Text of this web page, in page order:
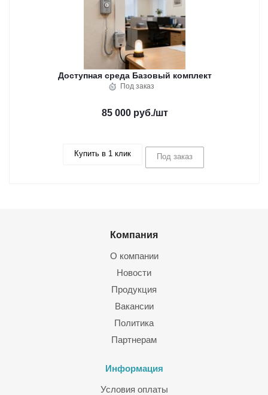
Доступная среда Базовый комплект
Под заказ
85 000 руб./шт
Купить в 1 клик Под заказ
Компания
О компании
Новости
Продукция
Вакансии
Политика
Партнерам
Информация
Условия оплаты